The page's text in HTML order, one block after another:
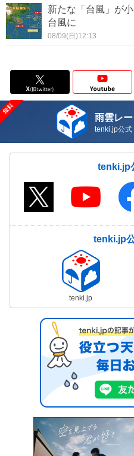
新たな「台風」が
台風に
08/09(日)12:13
雨雲レー
tenki.jp公
tenki.jp
tenki.jp
tenki.jp